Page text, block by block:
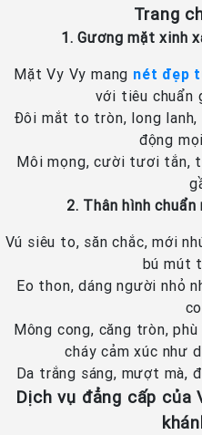
Trang
1. Gương mặt xinh
Mặt Vy Vy mang nét đẹp
với tiêu chuẩn
Đôi mắt to tròn, long lanh,
động
Môi mọng, cười tươi tắn,
2. Thân hình
Vú siêu to, săn chắc, mới
bú mút
Eo thon, dáng người nhỏ
Mông cong, căng tròn,
cháy cảm xúc như
Da trắng sáng, mượt mà,
Dịch vụ đẳng cấp của